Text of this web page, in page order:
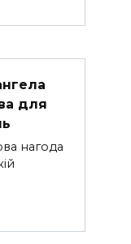
для
нагода